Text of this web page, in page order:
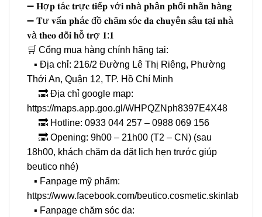
➖ 𝐇ợ𝐩 𝐭á𝐜 𝐭𝐫ự𝐜 𝐭𝐢ế𝐩 𝐯ớ𝐢 𝐧𝐡à 𝐩𝐡â𝐧 𝐩𝐡ố𝐢 𝐧𝐡ã𝐧 𝐡à𝐧𝐠
➖ 𝐓ư 𝐯ấ𝐧 𝐩𝐡á𝐜 đồ 𝐜𝐡ă𝐦 𝐬ó𝐜 𝐝𝐚 𝐜𝐡𝐮𝐲ê𝐧 𝐬â𝐮 𝐭ạ𝐢 𝐧𝐡à
𝐯à 𝐭𝐡𝐞𝐨 𝐝õ𝐢 𝐡ỗ 𝐭𝐫ợ 𝟏:𝟏
🛒 Cổng mua hàng chính hãng tại:
▪️ Địa chỉ: 216/2 Đường Lê Thị Riêng, Phường
Thới An, Quận 12, TP. Hồ Chí Minh
🔜 Địa chỉ google map:
https://maps.app.goo.gl/WHPQZNph8397E4X48
🔜 Hotline: 0933 044 257 – 0988 069 156
🔜 Opening: 9h00 – 21h00 (T2 – CN) (sau
18h00, khách chăm da đặt lịch hẹn trước giúp
beutico nhé)
▪️ Fanpage mỹ phẩm:
https://www.facebook.com/beutico.cosmetic.skinlab
▪️ Fanpage chăm sóc da: